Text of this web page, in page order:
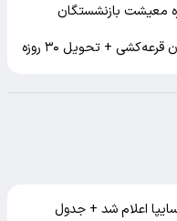
معیشت بازنشستگان
+ تحویل ۳۰ روزه
اعلام شد + جدول